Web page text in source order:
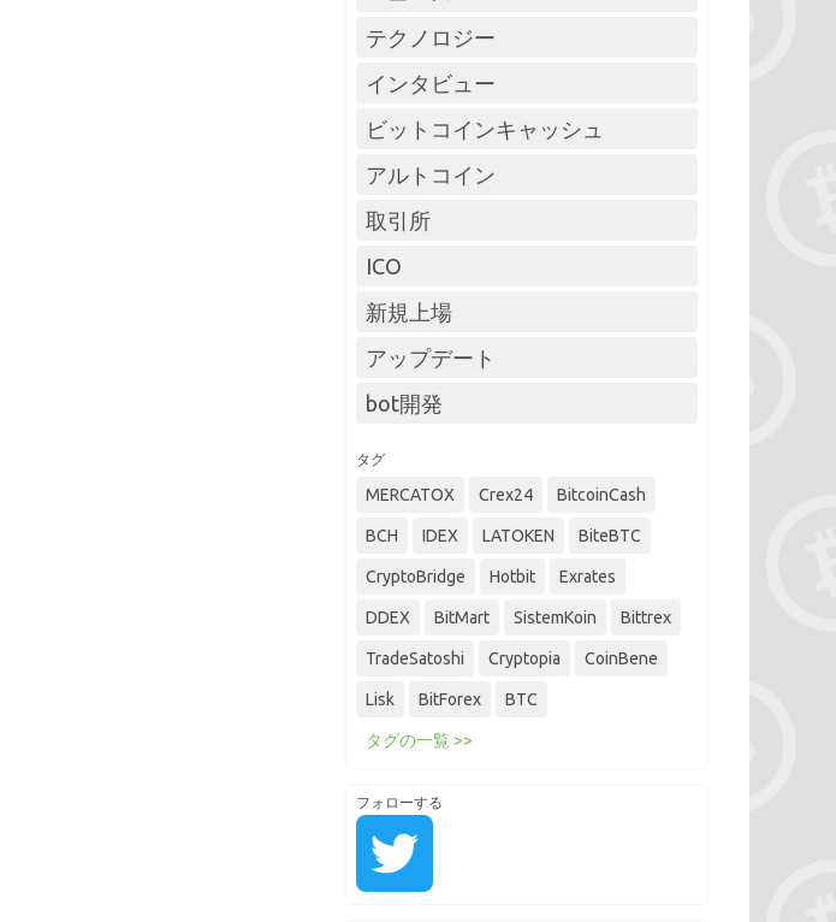
テクノロジー
インタビュー
ビットコインキャッシュ
アルトコイン
取引所
ICO
新規上場
アップデート
bot開発
タグ
MERCATOX Crex24 BitcoinCash
BCH IDEX LATOKEN BiteBTC
CryptoBridge Hotbit Exrates
DDEX BitMart SistemKoin Bittrex
TradeSatoshi Cryptopia CoinBene
Lisk BitForex BTC
タグの一覧 >>
フォローする